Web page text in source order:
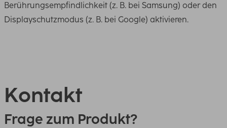
Berührungsempfindlichkeit (z. B. bei Samsung) oder den
Displayschutzmodus (z. B. bei Google) aktivieren.
Kontakt
Frage zum Produkt?